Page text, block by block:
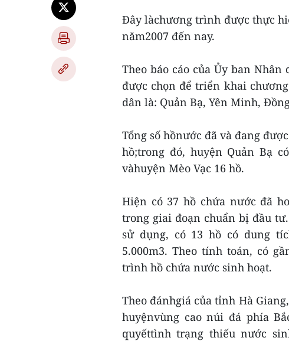
Đây làchương trình được thực
năm2007 đến nay.
Theo báo cáo của Ủy ban
được chọn để triển khai
dân là: Quản Bạ, Yên Minh,
Tổng số hồnước đã và đang
hồ;trong đó, huyện Quản Bạ
vàhuyện Mèo Vạc 16 hồ.
Hiện có 37 hồ chứa nước đã
trong giai đoạn chuẩn bị đầu
sử dụng, có 13 hồ có dung
5.000m3. Theo tính toán, có
trình hồ chứa nước sinh hoạt.
Theo đánhgiá của tỉnh Hà
huyệnvùng cao núi đá phía
quyếttình trạng thiếu nước